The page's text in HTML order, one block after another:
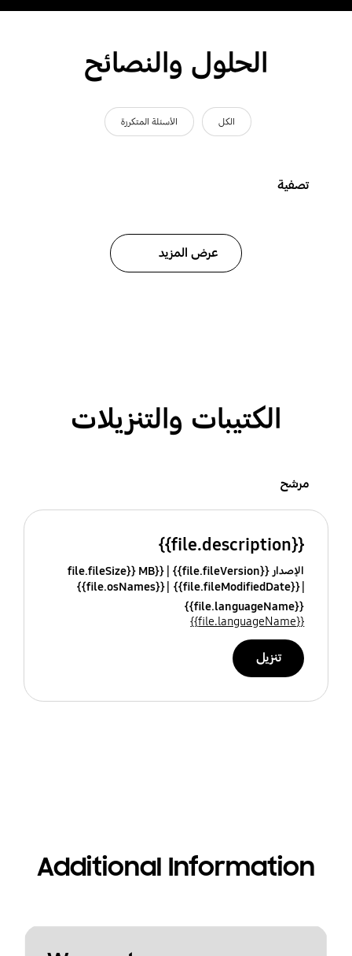
الحلول والنصائح
الكل الأسئلة المتكررة
تصفية
عرض المزيد
الكتيبات والتنزيلات
مرشح
{{file.description}}
الإصدار {{file.fileVersion}}
{{file.fileSize}} MB
{{file.fileModifiedDate}}
{{file.osNames}}
{{file.languageName}}
{{file.languageName}}
تنزيل
Additional Information